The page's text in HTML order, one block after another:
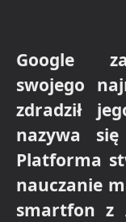
Google
swojego
zdradził
nazywa
Platforma
nauczanie
smartfon z